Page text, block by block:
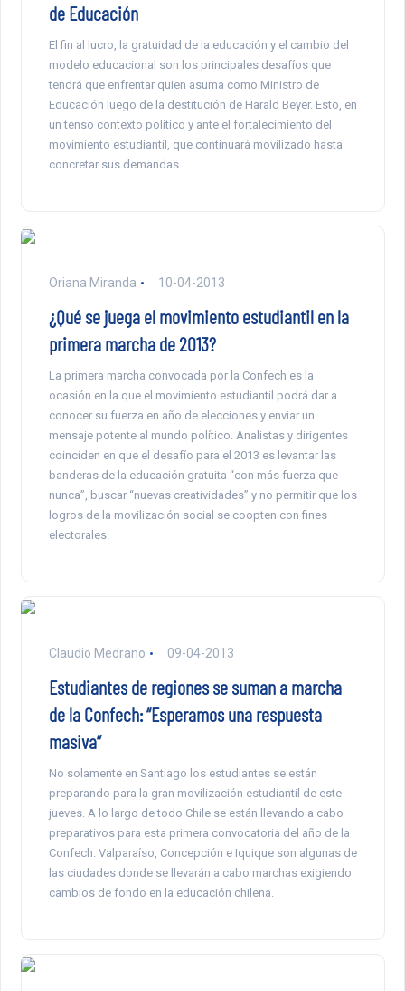
de Educación
El fin al lucro, la gratuidad de la educación y el cambio del
modelo educacional son los principales desafíos que
tendrá que enfrentar quien asuma como Ministro de
Educación luego de la destitución de Harald Beyer. Esto, en
un tenso contexto político y ante el fortalecimiento del
movimiento estudiantil, que continuará movilizado hasta
concretar sus demandas.
Oriana Miranda 10-04-2013
¿Qué se juega el movimiento estudiantil en la
primera marcha de 2013?
La primera marcha convocada por la Confech es la
ocasión en la que el movimiento estudiantil podrá dar a
conocer su fuerza en año de elecciones y enviar un
mensaje potente al mundo político. Analistas y dirigentes
coinciden en que el desafío para el 2013 es levantar las
banderas de la educación gratuita “con más fuerza que
nunca”, buscar “nuevas creatividades” y no permitir que los
logros de la movilización social se coopten con fines
electorales.
Claudio Medrano 09-04-2013
Estudiantes de regiones se suman a marcha
de la Confech: “Esperamos una respuesta
masiva”
No solamente en Santiago los estudiantes se están
preparando para la gran movilización estudiantil de este
jueves. A lo largo de todo Chile se están llevando a cabo
preparativos para esta primera convocatoria del año de la
Confech. Valparaíso, Concepción e Iquique son algunas de
las ciudades donde se llevarán a cabo marchas exigiendo
cambios de fondo en la educación chilena.